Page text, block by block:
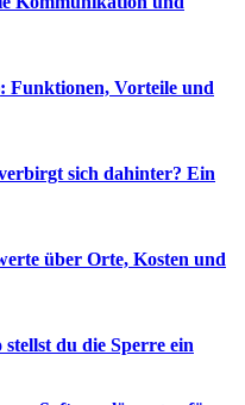
Funktionen, Vorteile und
sich dahinter? Ein
über Orte, Kosten und
du die Sperre ein